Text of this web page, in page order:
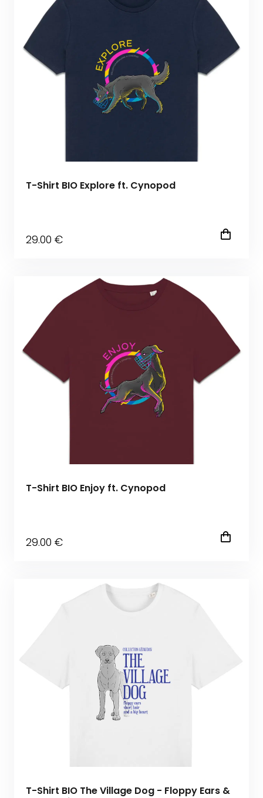
T-Shirt BIO Explore ft. Cynopod
29.00 €
T-Shirt BIO Enjoy ft. Cynopod
29.00 €
T-Shirt BIO The Village Dog - Floppy Ears &